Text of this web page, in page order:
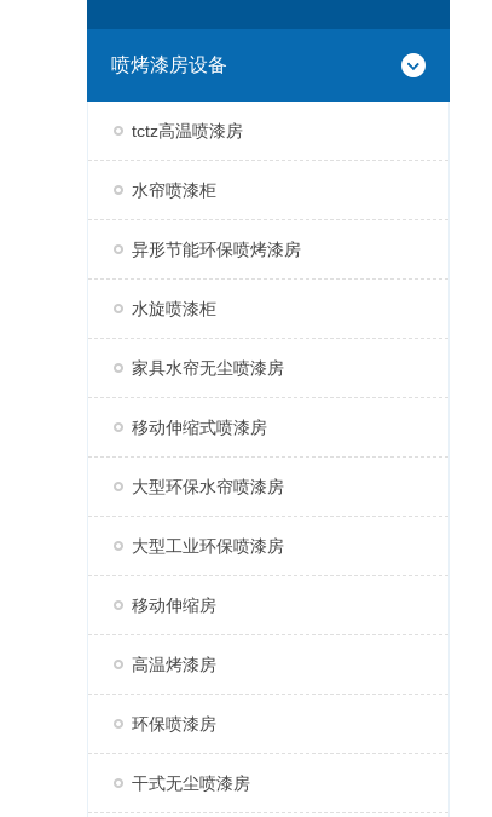
喷烤漆房设备
tctz高温喷漆房
水帘喷漆柜
异形节能环保喷烤漆房
水旋喷漆柜
家具水帘无尘喷漆房
移动伸缩式喷漆房
大型环保水帘喷漆房
大型工业环保喷漆房
移动伸缩房
高温烤漆房
环保喷漆房
干式无尘喷漆房